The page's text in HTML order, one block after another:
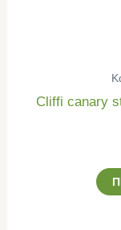
Cliffi canary